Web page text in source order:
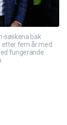
søskena bak
etter fem år med
fungerande